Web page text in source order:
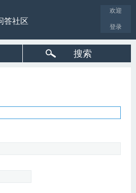
欢迎
登录
答社区
搜索